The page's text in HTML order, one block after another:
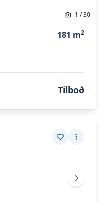
1 /30
181 m2
Tilboð
Vista eign
Fleiri
Næsta